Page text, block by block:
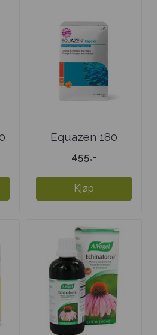
Equazen 180
kapsler
455,-
Kjøp